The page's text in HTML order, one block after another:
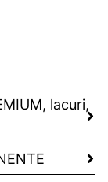
lacuri,